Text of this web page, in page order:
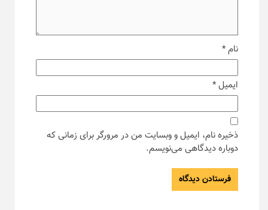
نام*
ایمیل*
ذخیره نام، ایمیل و وبسایت من در مرورگر برای زمانی که
دوباره دیدگاهی می‌نویسم.